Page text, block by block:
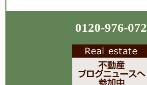
0120-976-072